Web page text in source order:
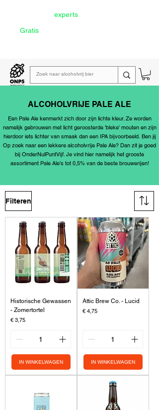
experts
Gratis
ALCOHOLVRIJE PALE ALE
Een Pale Ale kenmerkt zich door zijn lichte kleur. Ze worden
namelijk gebrouwen met licht geroosterde 'bleke' mouten en zijn
hierdoor iets lichter van smaak dan een IPAbijvoorbeeld. Ben jij
Op zoek naar een lekkere alcoholvrije Pale Ale? Dan zit je goed
bij OnderNulPuntVijf. Je vind hier namelijk het grooste
assortiment Pale Ale's tot 0,5%van de beste brouwerijen!
Filteren
Historische Gewassen
- Zomertortel
Prijs
€ 3,75
IN WINKELWAGEN
Attic Brew Co. - Lucid
Prijs
€ 4,75
IN WINKELWAGEN